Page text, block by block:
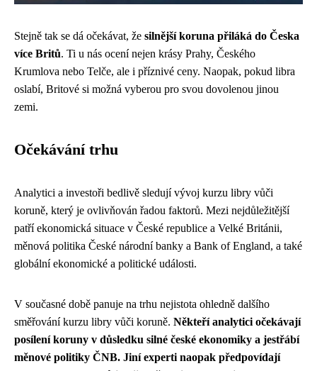
Stejně tak se dá očekávat, že silnější koruna přiláká do Česka
více Britů. Ti u nás ocení nejen krásy Prahy, Českého
Krumlova nebo Telče, ale i příznivé ceny. Naopak, pokud libra
oslabí, Britové si možná vyberou pro svou dovolenou jinou
zemi.
Očekávání trhu
Analytici a investoři bedlivě sledují vývoj kurzu libry vůči
koruně, který je ovlivňován řadou faktorů. Mezi nejdůležitější
patří ekonomická situace v České republice a Velké Británii,
měnová politika České národní banky a Bank of England, a také
globální ekonomické a politické události.
V současné době panuje na trhu nejistota ohledně dalšího
směřování kurzu libry vůči koruně. Někteří analytici očekávají
posílení koruny v důsledku silné české ekonomiky a jestřábí
měnové politiky ČNB. Jiní experti naopak předpovídají